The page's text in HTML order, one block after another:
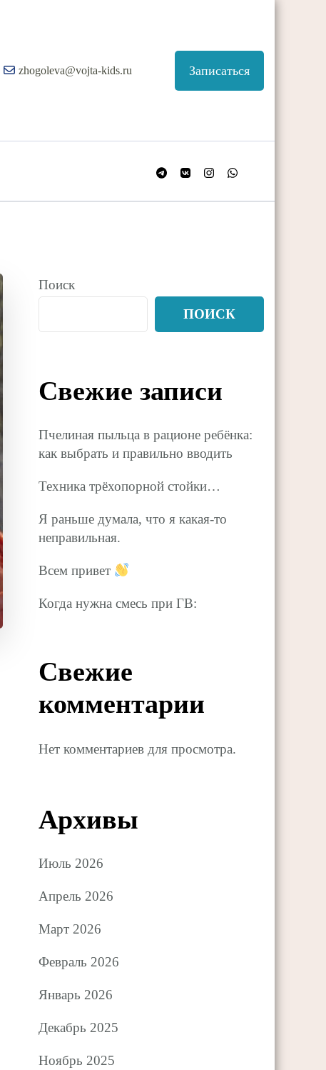
zhogoleva@vojta-kids.ru Записаться
Поиск
ПОИСК
Свежие записи
Пчелиная пыльца в рационе ребёнка:
как выбрать и правильно вводить
Техника трёхопорной стойки…
Я раньше думала, что я какая-то
неправильная.
Всем привет
Когда нужна смесь при ГВ:
Свежие
комментарии
Нет комментариев для просмотра.
Архивы
Июль 2026
Апрель 2026
Март 2026
Февраль 2026
Январь 2026
Декабрь 2025
Ноябрь 2025